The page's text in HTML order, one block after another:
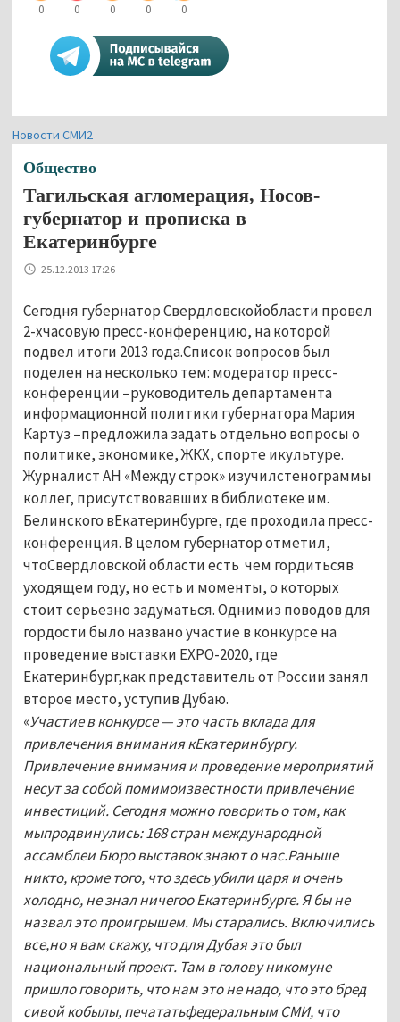
0 0 0 0 0
Новости СМИ2
Общество
Тагильская агломерация, Носов-
губернатор и прописка в
Екатеринбурге
25.12.2013 17:26
Сегодня губернатор Свердловскойобласти провел
2-хчасовую пресс-конференцию, на которой
подвел итоги 2013 года.Список вопросов был
поделен на несколько тем: модератор пресс-
конференции –руководитель департамента
информационной политики губернатора Мария
Картуз –предложила задать отдельно вопросы о
политике, экономике, ЖКХ, спорте икультуре.
Журналист АН «Между строк» изучилстенограммы
коллег, присутствовавших в библиотеке им.
Белинского вЕкатеринбурге, где проходила пресс-
конференция. В целом губернатор отметил,
чтоСвердловской области есть чем гордитьсяв
уходящем году, но есть и моменты, о которых
стоит серьезно задуматься. Однимиз поводов для
гордости было названо участие в конкурсе на
проведение выставки EXPO-2020, где
Екатеринбург,как представитель от России занял
второе место, уступив Дубаю.
«Участие в конкурсе — это часть вклада для
привлечения внимания кЕкатеринбургу.
Привлечение внимания и проведение мероприятий
несут за собой помимоизвестности привлечение
инвестиций. Сегодня можно говорить о том, как
мыпродвинулись: 168 стран международной
ассамблеи Бюро выставок знают о нас.Раньше
никто, кроме того, что здесь убили царя и очень
холодно, не знал ничегоо Екатеринбурге. Я бы не
назвал это проигрышем. Мы старались. Включились
все,но я вам скажу, что для Дубая это был
национальный проект. Там в голову никомуне
пришло говорить, что нам это не надо, что это бред
сивой кобылы, печататьфедеральным СМИ, что